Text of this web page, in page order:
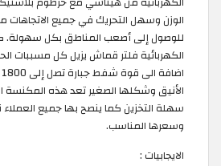
الوزن وسهل التحريك في جميع الاتجاهات
للوصول إلى أصعب المناطق بكل سهولة.
الكهربائية فلتر قماش يزيل كل مسببات
الأنيق وشكلها الصغير تعد هذه المكنسة
سهلة التخزين كما ينصح بها جميع العملاء
وسعرها المناسب.
الايجابيات :